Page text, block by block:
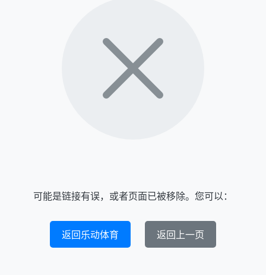
可能是链接有误，或者页面已被移除。您可以：
返回乐动体育 返回上一页